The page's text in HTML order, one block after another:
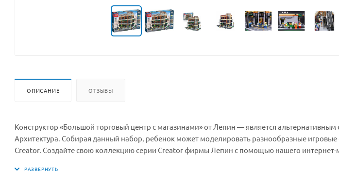
ОПИСАНИЕ ОТЗЫВЫ
Конструктор «Большой торговый центр с магазинами» от Лепин — является альтернативным
Архитектура. Собирая данный набор, ребенок может моделировать разнообразные игровые
Creator. Создайте свою коллекцию серии Creator фирмы Лепин с помощью нашего интернет-